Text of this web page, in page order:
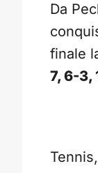
Da
finale
7, 6-3,